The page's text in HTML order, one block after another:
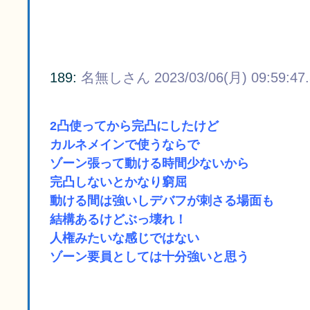
189: 名無しさん 2023/03/06(月)
2凸使ってから完凸にしたけど
カルネメインで使うならで
ゾーン張って動ける時間少ないから
完凸しないとかなり窮屈
動ける間は強いしデバフが刺さる場面も
結構あるけどぶっ壊れ！
人権みたいな感じではない
ゾーン要員としては十分強いと思う